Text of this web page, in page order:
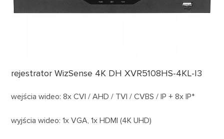
rejestrator WizSense 4K DH XVR5108HS-4KL-I3
wejścia wideo: 8x CVI / AHD / TVI / CVBS / IP + 8x IP*
wyjścia wideo: 1x VGA, 1x HDMI (4K UHD)